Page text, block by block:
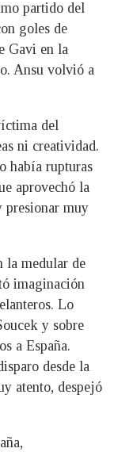
partido del
goles de
Gavi en la
Ansu volvió a
del
ni creatividad.
había rupturas
aprovechó la
presionar muy
la medular de
imaginación
Lo
y sobre
a España.
desde la
atento, despejó